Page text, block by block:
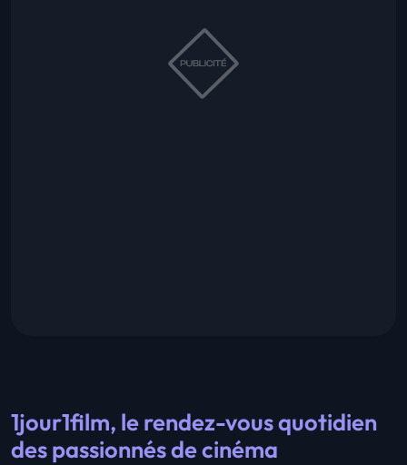
1jour1film, le rendez-vous quotidien
des passionnés de cinéma